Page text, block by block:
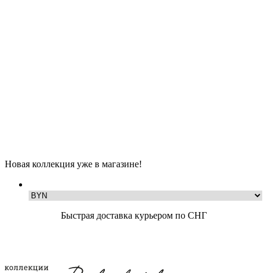
Новая коллекция уже в магазине!
Быстрая доставка курьером по СНГ